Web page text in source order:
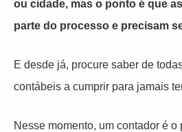
ou cidade, mas o ponto é que
parte do processo e precisam
E desde já, procure saber de
contábeis a cumprir para jamais
Nesse momento, um contador é